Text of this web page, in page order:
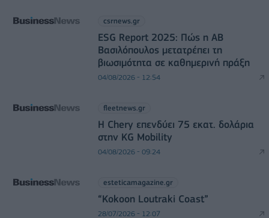
csrnews.gr
ESG Report 2025: Πώς η ΑΒ
Βασιλόπουλος μετατρέπει τη
βιωσιμότητα σε καθημερινή πράξη
04/08/2026 - 12:54
fleetnews.gr
Η Chery επενδύει 75 εκατ. δολάρια
στην KG Mobility
04/08/2026 - 09:24
esteticamagazine.gr
“Kokoon Loutraki Coast”
28/07/2026 - 12:07